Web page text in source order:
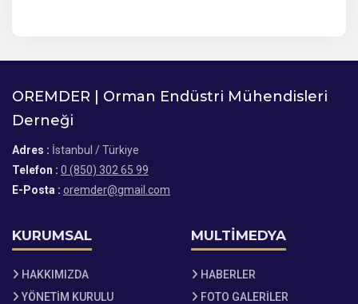
OREMDER | Orman Endüstri Mühendisleri
Derneği
Adres : İstanbul / Türkiye
Telefon : 0 (850) 302 65 99
E-Posta : oremder@gmail.com
KURUMSAL
HAKKIMIZDA
YÖNETİM KURULU
MULTİMEDYA
HABERLER
FOTO GALERİLER